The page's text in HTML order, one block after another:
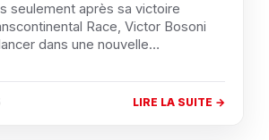
seulement après sa victoire
Race, Victor Bosoni
dans une nouvelle…
LIRE LA SUITE →